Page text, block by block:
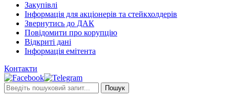
Закупівлі
Інформація для акціонерів та стейкхолдерів
Звернутись до ДАК
Повідомити про корупцію
Відкриті дані
Інформація емітента
Контакти
Пошук